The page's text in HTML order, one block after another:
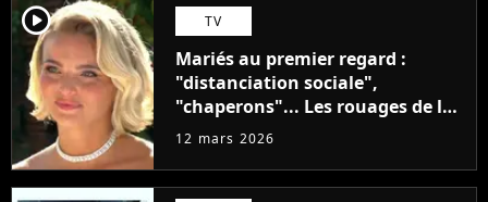
player2 TV
Mariés au premier regard :
"distanciation sociale",
"chaperons"... Les rouages de la
production dévoilés
12 mars 2026